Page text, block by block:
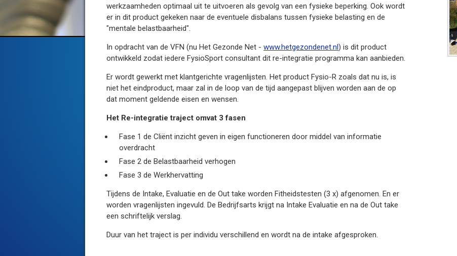
werkzaamheden optimaal uit te uitvoeren als gevolg van een fysieke beperking. Ook wordt
er in dit product gekeken naar de eventuele disbalans tussen fysieke belasting en de
"mentale belastbaarheid".
In opdracht van de VFN (nu Het Gezonde Net - www.hetgezondenet.nl) is dit product
ontwikkeld zodat iedere FysioSport consultant dit re-integratie programma kan aanbieden.
Er wordt gewerkt met klantgerichte vragenlijsten. Het product Fysio-R zoals dat nu is, is
niet het eindproduct, maar zal in de loop van de tijd aangepast blijven worden aan de op
dat moment geldende eisen en wensen.
Het Re-integratie traject omvat 3 fasen
Fase 1 de Cliënt inzicht geven in eigen functioneren door middel van informatie
overdracht
Fase 2 de Belastbaarheid verhogen
Fase 3 de Werkhervatting
Tijdens de Intake, Evaluatie en de Out take worden Fitheidstesten (3 x) afgenomen. En er
worden vragenlijsten ingevuld. De Bedrijfsarts krijgt na Intake Evaluatie en na de Out take
een schriftelijk verslag.
Duur van het traject is per individu verschillend en wordt na de intake afgesproken.